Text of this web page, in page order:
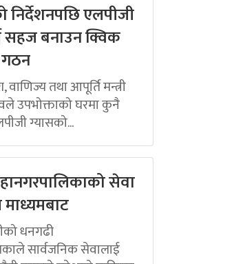
निर्देशनपछि एलपीजी
सहज बनाउन क्विक
गठन
वाणिज्य तथा आपूर्ति मन्त्री
उपभोक्ताको घरमा कुनै
ग्यासको...
सेवा
धनगढी
सार्वजनिक सेवालाई